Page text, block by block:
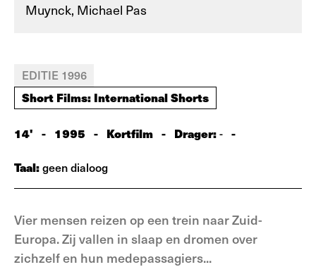
Muynck, Michael Pas
EDITIE 1996
Short Films: International Shorts
14' - 1995 - Kortfilm - Drager:- -
Taal:geen dialoog
Vier mensen reizen op een trein naar Zuid-
Europa. Zij vallen in slaap en dromen over
zichzelf en hun medepassagiers...